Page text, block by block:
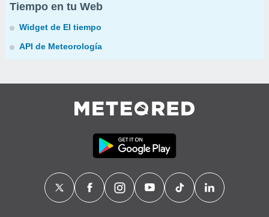
Tiempo en tu Web
Widget de El tiempo
API de Meteorología